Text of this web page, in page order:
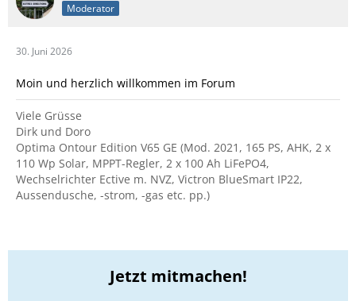
Moderator
30. Juni 2026
Moin und herzlich willkommen im Forum
Viele Grüsse
Dirk und Doro
Optima Ontour Edition V65 GE (Mod. 2021, 165 PS, AHK, 2 x
110 Wp Solar, MPPT-Regler, 2 x 100 Ah LiFePO4,
Wechselrichter Ective m. NVZ, Victron BlueSmart IP22,
Aussendusche, -strom, -gas etc. pp.)
Jetzt mitmachen!